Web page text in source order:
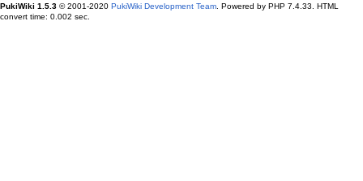
PukiWiki 1.5.3 © 2001-2020 PukiWiki Development Team. Powered by PHP 7.4.33. HTML
convert time: 0.002 sec.